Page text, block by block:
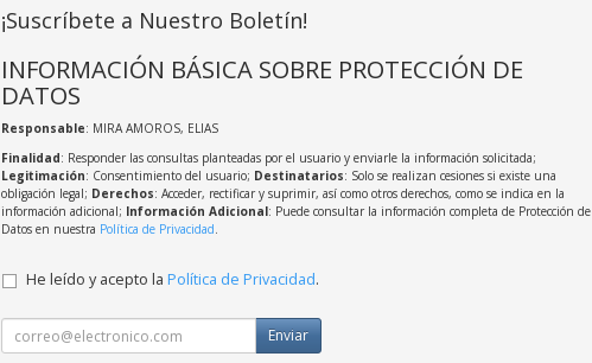
¡Suscríbete a Nuestro Boletín!
INFORMACIÓN BÁSICA SOBRE PROTECCIÓN DE
DATOS
Responsable: MIRA AMOROS, ELIAS
Finalidad: Responder las consultas planteadas por el usuario y enviarle la información solicitada;
Legitimación: Consentimiento del usuario; Destinatarios: Solo se realizan cesiones si existe una
obligación legal; Derechos: Acceder, rectificar y suprimir, así como otros derechos, como se indica en la
información adicional; Información Adicional: Puede consultar la información completa de Protección de
Datos en nuestra Política de Privacidad.
He leído y acepto la Política de Privacidad.
Enviar